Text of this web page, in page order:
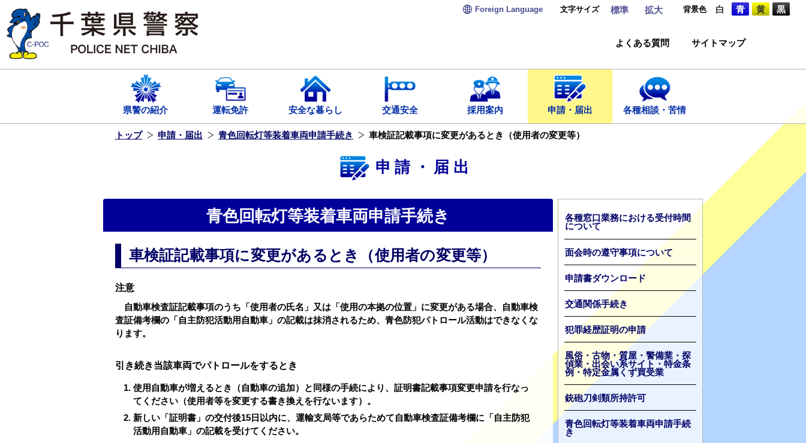
ス
キ
ま
Foreign Language 文字サイズ 標準 拡大 背景色 白 青 黄 黒
よくある質問 サイトマップ
県警の紹介 運転免許 安全な暮らし 交通安全 採用案内 申請・届出 各種相談・苦情
トップ 申請・届出 青色回転灯等装着車両申請手続き 車検証記載事項に変更があるとき（使用者の変更等）
申請・届出
青色回転灯等装着車両申請手続き
車検証記載事項に変更があるとき（使用者の変更等）
注意
自動車検査証記載事項のうち「使用者の氏名」又は「使用の本拠の位置」に変更がある場合、自動車検
査証備考欄の「自主防犯活動用自動車」の記載は抹消されるため、青色防犯パトロール活動はできなくな
ります。
引き続き当該車両でパトロールをするとき
使用自動車が増えるとき（自動車の追加）と同様の手続により、証明書記載事項変更申請を行なっ
てください（使用者等を変更する書き換えを行ないます）。
新しい「証明書」の交付後15日以内に、運輸支局等であらためて自動車検査証備考欄に「自主防犯
活動用自動車」の記載を受けてください。
各種窓口業務における受付時間
について
面会時の遵守事項について
申請書ダウンロード
交通関係手続き
犯罪経歴証明の申請
風俗・古物・質屋・警備業・探
偵業・出会い系サイト・特金条
例・特定金属くず買受業
銃砲刀剣類所持許可
青色回転灯等装着車両申請手続
き